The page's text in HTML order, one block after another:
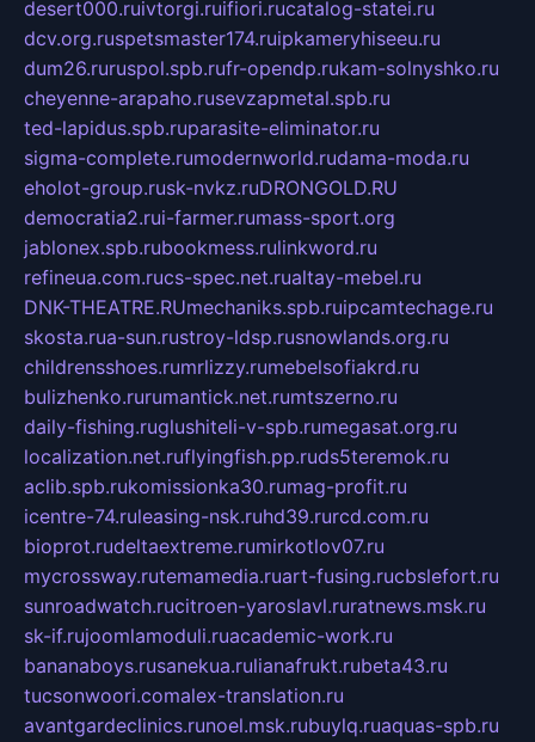
desert000.ruivtorgi.ruifiori.rucatalog-statei.ru
dcv.org.ruspetsmaster174.ruipkameryhiseeu.ru
dum26.ruruspol.spb.rufr-opendp.rukam-solnyshko.ru
cheyenne-arapaho.rusevzapmetal.spb.ru
ted-lapidus.spb.ruparasite-eliminator.ru
sigma-complete.rumodernworld.rudama-moda.ru
eholot-group.rusk-nvkz.ruDRONGOLD.RU
democratia2.rui-farmer.rumass-sport.org
jablonex.spb.rubookmess.rulinkword.ru
refineua.com.rucs-spec.net.rualtay-mebel.ru
DNK-THEATRE.RUmechaniks.spb.ruipcamtechage.ru
skosta.rua-sun.rustroy-ldsp.rusnowlands.org.ru
childrensshoes.rumrlizzy.rumebelsofiakrd.ru
bulizhenko.rurumantick.net.rumtszerno.ru
daily-fishing.ruglushiteli-v-spb.rumegasat.org.ru
localization.net.ruflyingfish.pp.ruds5teremok.ru
aclib.spb.rukomissionka30.rumag-profit.ru
icentre-74.ruleasing-nsk.ruhd39.rurcd.com.ru
bioprot.rudeltaextreme.rumirkotlov07.ru
mycrossway.rutemamedia.ruart-fusing.rucbslefort.ru
sunroadwatch.rucitroen-yaroslavl.ruratnews.msk.ru
sk-if.rujoomlamoduli.ruacademic-work.ru
bananaboys.rusanekua.rulianafrukt.rubeta43.ru
tucsonwoori.comalex-translation.ru
avantgardeclinics.runoel.msk.rubuylq.ruaquas-spb.ru